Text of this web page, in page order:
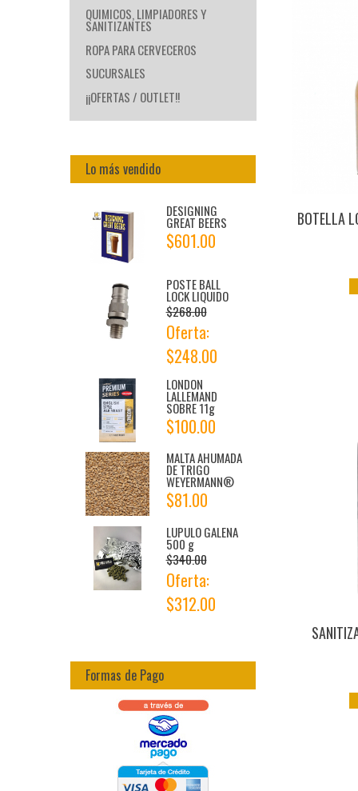
QUIMICOS, LIMPIADORES Y
SANITIZANTES
ROPA PARA CERVECEROS
SUCURSALES
¡¡OFERTAS / OUTLET!!
Lo más vendido
DESIGNING
GREAT BEERS
$601.00
POSTE BALL
LOCK LIQUIDO
$268.00
Oferta:
$248.00
LONDON
LALLEMAND
SOBRE 11g
$100.00
MALTA AHUMADA
DE TRIGO
WEYERMANN®
$81.00
LUPULO GALENA
500 g
$340.00
Oferta:
$312.00
Formas de Pago
BOTELLA